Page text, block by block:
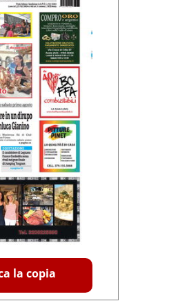
la copia